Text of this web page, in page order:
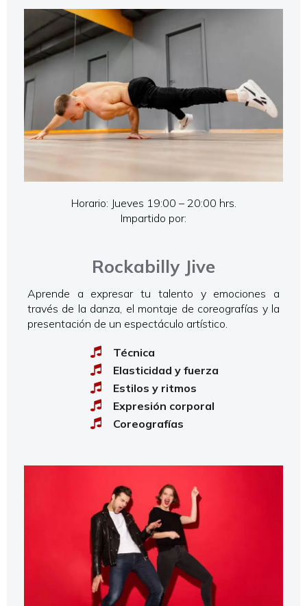
Horario: Jueves 19:00 – 20:00 hrs.
Impartido por:
Rockabilly Jive
Aprende a expresar tu talento y emociones a
través de la danza, el montaje de coreografías y la
presentación de un espectáculo artístico.
Técnica
Elasticidad y fuerza
Estilos y ritmos
Expresión corporal
Coreografías